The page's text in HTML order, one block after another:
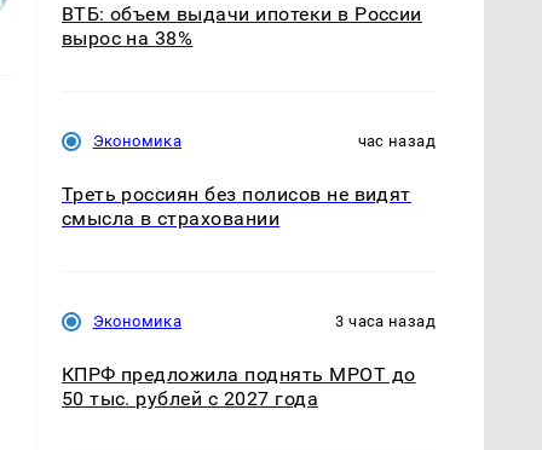
ВТБ: объем выдачи ипотеки в России
вырос на 38%
Экономика час назад
Треть россиян без полисов не видят
смысла в страховании
Экономика 3 часа назад
КПРФ предложила поднять МРОТ до
50 тыс. рублей с 2027 года